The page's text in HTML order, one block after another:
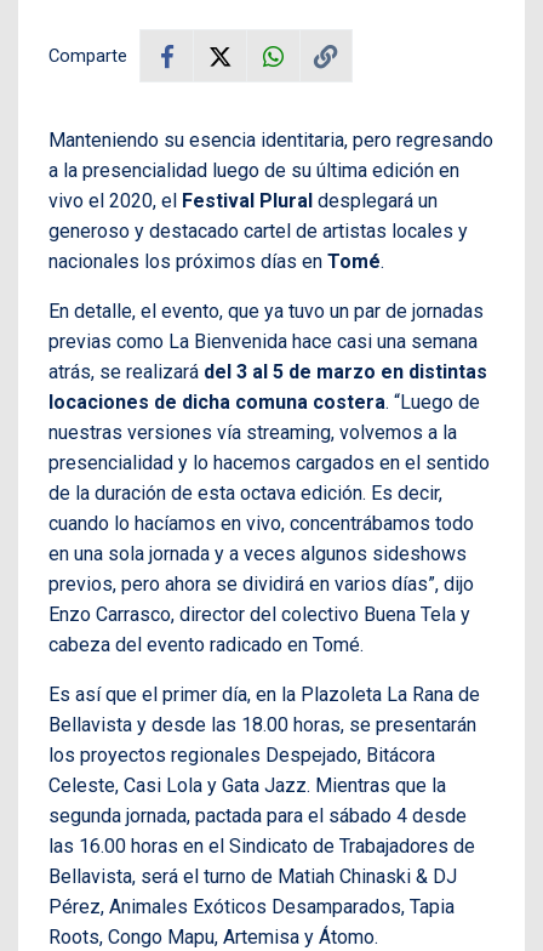
Comparte
Manteniendo su esencia identitaria, pero regresando
a la presencialidad luego de su última edición en
vivo el 2020, el Festival Plural desplegará un
generoso y destacado cartel de artistas locales y
nacionales los próximos días en Tomé.
En detalle, el evento, que ya tuvo un par de jornadas
previas como La Bienvenida hace casi una semana
atrás, se realizará del 3 al 5 de marzo en distintas
locaciones de dicha comuna costera. “Luego de
nuestras versiones vía streaming, volvemos a la
presencialidad y lo hacemos cargados en el sentido
de la duración de esta octava edición. Es decir,
cuando lo hacíamos en vivo, concentrábamos todo
en una sola jornada y a veces algunos sideshows
previos, pero ahora se dividirá en varios días”, dijo
Enzo Carrasco, director del colectivo Buena Tela y
cabeza del evento radicado en Tomé.
Es así que el primer día, en la Plazoleta La Rana de
Bellavista y desde las 18.00 horas, se presentarán
los proyectos regionales Despejado, Bitácora
Celeste, Casi Lola y Gata Jazz. Mientras que la
segunda jornada, pactada para el sábado 4 desde
las 16.00 horas en el Sindicato de Trabajadores de
Bellavista, será el turno de Matiah Chinaski & DJ
Pérez, Animales Exóticos Desamparados, Tapia
Roots, Congo Mapu, Artemisa y Átomo.